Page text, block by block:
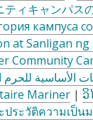
ィキャンパス
кампуса
at Sanligan
Community
Mariner | ວິ
ระวัติความเป็น